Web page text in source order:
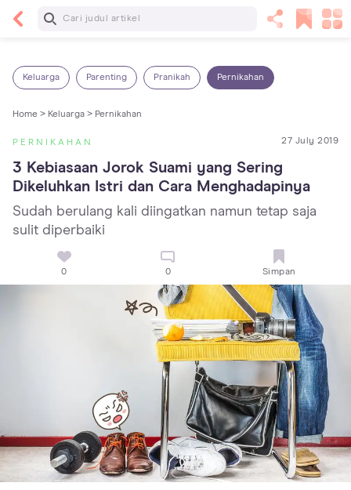
Baca Selanjutnya
Keluarga Parenting Pranikah Pernikahan
Home > Keluarga > Pernikahan
PERNIKAHAN 27 July 2019
3 Kebiasaan Jorok Suami yang Sering
Dikeluhkan Istri dan Cara Menghadapinya
Sudah berulang kali diingatkan namun tetap saja
sulit diperbaiki
0 0 Simpan